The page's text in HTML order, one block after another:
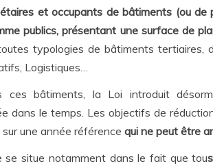
et occupants de bâtiments (ou
publics, présentant une surface de
typologies de bâtiments tertiaires,
Logistiques…
ces bâtiments, la Loi introduit
dans le temps. Les objectifs de
une année référence qui ne peut être
se situe notamment dans le fait que tou